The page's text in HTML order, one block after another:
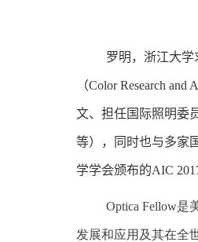
罗明，浙江大
（Color Research and
文、担任国际照明委
等），同时也与多家
学学会颁布的AIC
Optica Fellow是
发展和应用及其在全